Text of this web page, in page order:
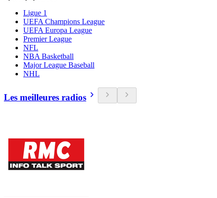
Ligue 1
UEFA Champions League
UEFA Europa League
Premier League
NFL
NBA Basketball
Major League Baseball
NHL
Les meilleures radios